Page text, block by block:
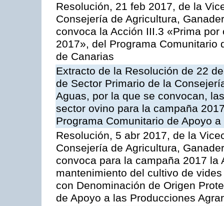
Resolución, 21 feb 2017, de la
Consejería de Agricultura,
convoca la Acción III.3 «Prima
2017», del Programa Comunitario
de Canarias
Extracto de la Resolución de 22
de Sector Primario de la
Aguas, por la que se convocan,
sector ovino para la campaña
Programa Comunitario de Apoyo
Resolución, 5 abr 2017, de la
Consejería de Agricultura,
convoca para la campaña 2017 la
mantenimiento del cultivo de
con Denominación de Origen
de Apoyo a las Producciones